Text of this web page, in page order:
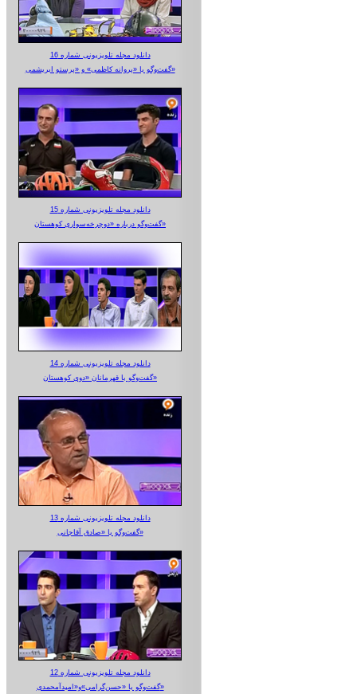
دانلود مجله تلویزیونی شماره 16
گفت‌وگو با «پروانه کاظمی» و «پرستو‌ ابریشمی»
دانلود مجله تلویزیونی شماره 15
گفت‌وگو درباره «دوچرخه‌سواری کوهستان»
دانلود مجله تلویزیونی شماره 14
گفت‌وگو با قهرمانان «دوی کوهستان»
دانلود مجله تلویزیونی شماره 13
گفت‌وگو با «صادق آقاجانی»
دانلود مجله تلویزیونی شماره 12
گفت‌وگو با «حسن‌گرامی»و«امیدآمحمدی»